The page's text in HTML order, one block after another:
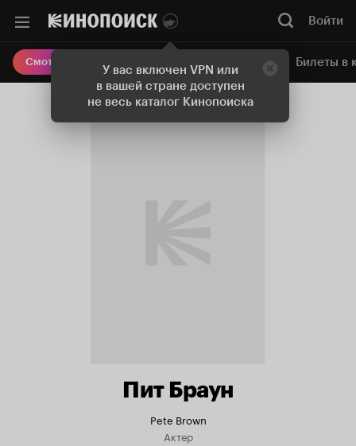
У вас включен VPN или
в вашей стране доступен
не весь каталог Кинопоиска
Войти
Смотреть кино Онлайн-кинотеатр Билеты в
Пит Браун
Pete Brown
Актер